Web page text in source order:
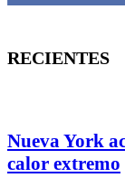
RECIENTES
Nueva York
calor extremo